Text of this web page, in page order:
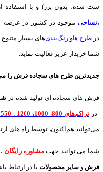
ست شده، بدون پرز) و با استفاده
نساجی، موجود در کشور در عرصه
درطرح هاو
رنگ‌بندی‌ های بسیار متنوع
شما خریدار عزیز فعالیت نماید.
جدیدترین طرح های سجاده فرش را
فرش های سجاده ای تولید شده در
در تراکم‌های 800، 1000، 1200 . 2550
می‌توانید هم‌اکنون، توسط راه های
شما می توانید جهت مشاوره رایگان ،
فرش و سایر محصولات با در ارتباط